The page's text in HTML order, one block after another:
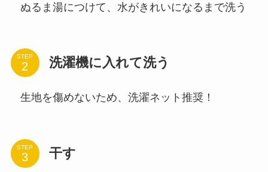
ぬるま湯につけて、水がきれいになるまで洗う
STEP 洗濯機に入れて洗う
生地を傷めないため、洗濯ネット推奨！
STEP 干す